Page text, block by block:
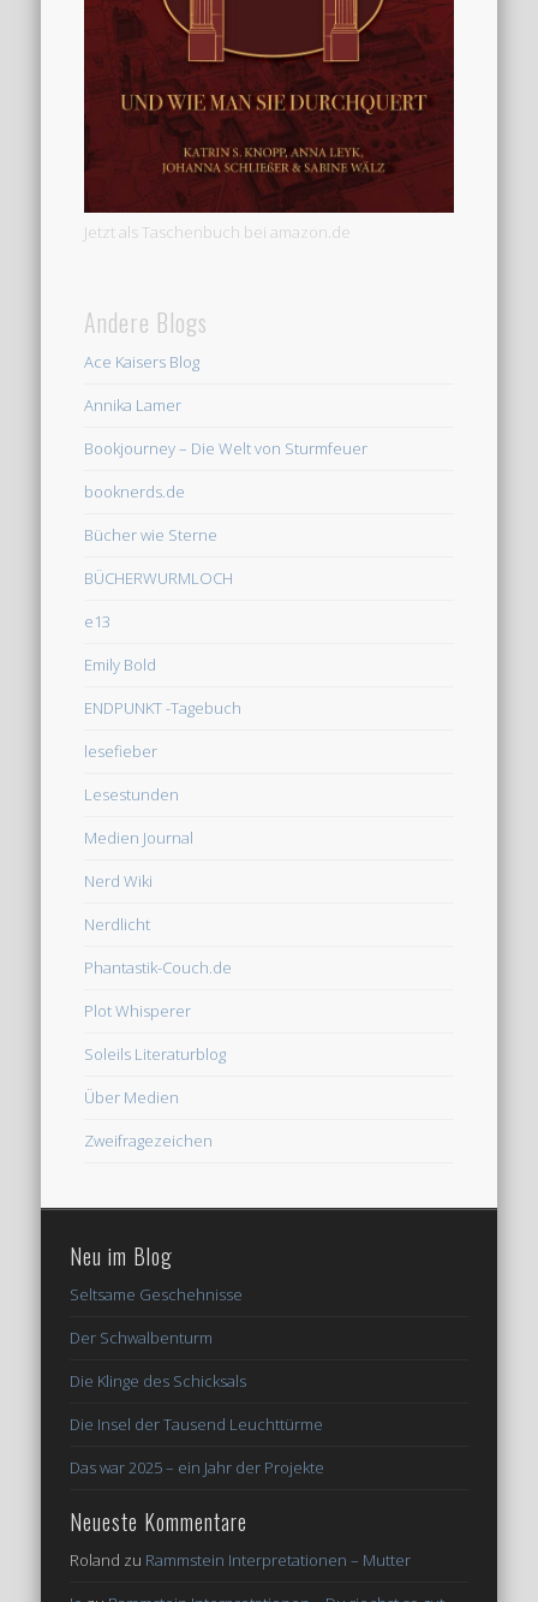
Jetzt als Taschenbuch bei amazon.de
Andere Blogs
Ace Kaisers Blog
Annika Lamer
Bookjourney – Die Welt von Sturmfeuer
booknerds.de
Bücher wie Sterne
BÜCHERWURMLOCH
e13
Emily Bold
ENDPUNKT -Tagebuch
lesefieber
Lesestunden
Medien Journal
Nerd Wiki
Nerdlicht
Phantastik-Couch.de
Plot Whisperer
Soleils Literaturblog
Über Medien
Zweifragezeichen
Neu im Blog
Seltsame Geschehnisse
Der Schwalbenturm
Die Klinge des Schicksals
Die Insel der Tausend Leuchttürme
Das war 2025 – ein Jahr der Projekte
Neueste Kommentare
Roland zu Rammstein Interpretationen – Mutter